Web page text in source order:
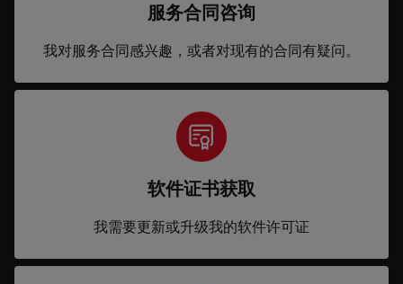
服务合同咨询
我对服务合同感兴趣，或者对现有的合同有疑问。
软件证书获取
我需要更新或升级我的软件许可证